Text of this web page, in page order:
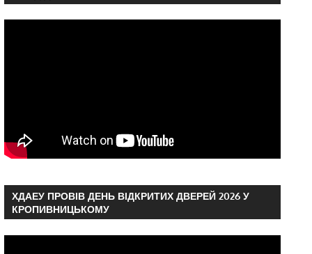
ХДАЕУ ПРОВІВ ДЕНЬ ВІДКРИТИХ ДВЕРЕЙ 2026 У
КРОПИВНИЦЬКОМУ